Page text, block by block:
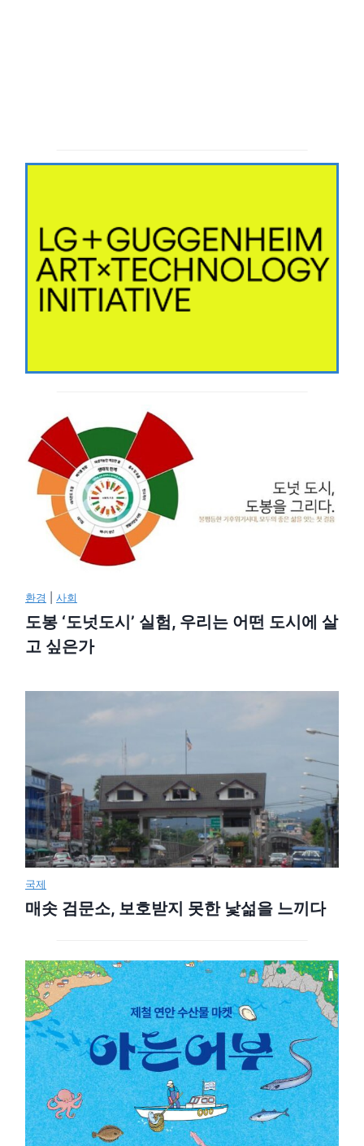
환경 |사회
도봉 ‘도넛도시’ 실험, 우리는 어떤 도시에 살
고 싶은가
국제
매솟 검문소, 보호받지 못한 낯섦을 느끼다